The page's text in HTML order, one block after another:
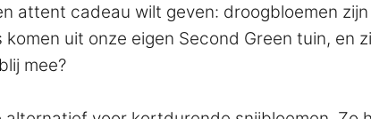
attent cadeau wilt geven: droogbloemen
uit onze eigen Second Green tuin,
mee?